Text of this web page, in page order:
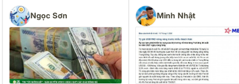
Ngọc Sơn Minh Nhật